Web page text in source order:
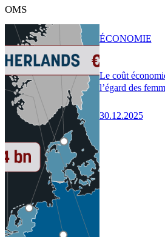
OMS
Le coût
l’égard des
30.12.2025
ÉCONOMIE